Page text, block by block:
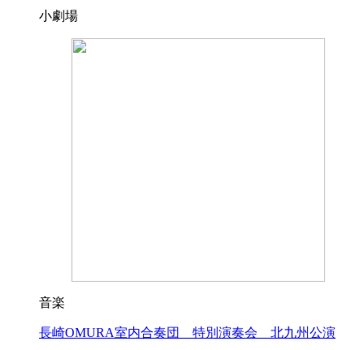
小劇場
音楽
長崎OMURA室内合奏団 特別演奏会 北九州公演